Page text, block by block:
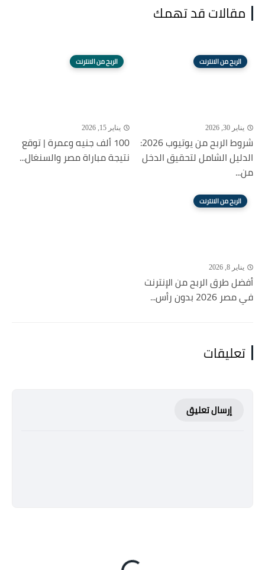
مقالات قد تهمك
الربح من الانترنت
يناير 30, 2026
شروط الربح من يوتيوب 2026:
الدليل الشامل لتحقيق الدخل
من...
الربح من الانترنت
يناير 15, 2026
100 ألف جنيه وعمرة | توقع
نتيجة مباراة مصر والسنغال...
الربح من الانترنت
يناير 8, 2026
أفضل طرق الربح من الإنترنت
في مصر 2026 بدون رأس...
تعليقات
إرسال تعليق